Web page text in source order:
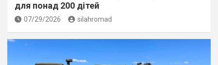
для понад 200 дітей
07/29/2026 silahromad